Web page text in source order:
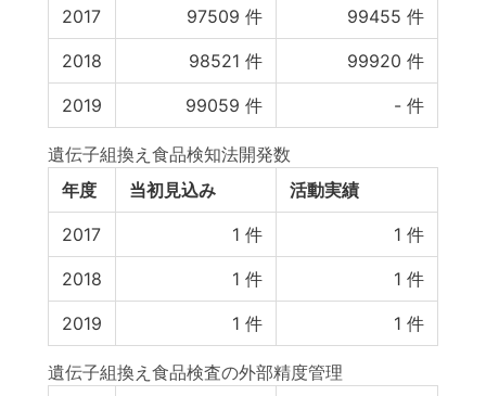
2017 97509 件 99455 件
2018 98521 件 99920 件
2019 99059 件 - 件
遺伝子組換え食品検知法開発数
年度
当初見込み 活動実績
2017 1 件 1 件
2018 1 件 1 件
2019 1 件 1 件
遺伝子組換え食品検査の外部精度管理